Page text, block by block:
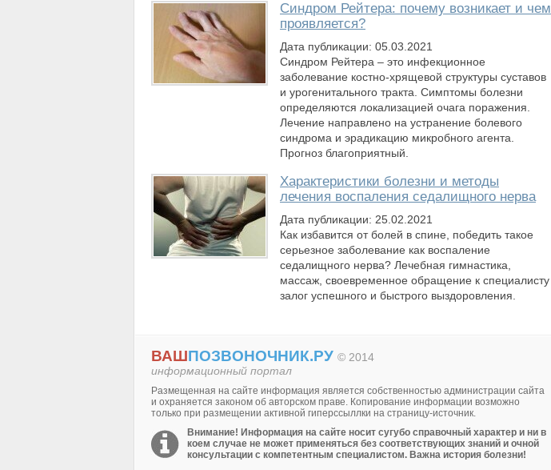
Синдром Рейтера: почему возникает и чем
проявляется?
Дата публикации: 05.03.2021
Синдром Рейтера – это инфекционное
заболевание костно-хрящевой структуры суставов
и урогенитального тракта. Симптомы болезни
определяются локализацией очага поражения.
Лечение направлено на устранение болевого
синдрома и эрадикацию микробного агента.
Прогноз благоприятный.
Характеристики болезни и методы
лечения воспаления седалищного нерва
Дата публикации: 25.02.2021
Как избавится от болей в спине, победить такое
серьезное заболевание как воспаление
седалищного нерва? Лечебная гимнастика,
массаж, своевременное обращение к специалисту
залог успешного и быстрого выздоровления.
ВАШПОЗВОНОЧНИК.РУ © 2014
информационный портал
Размещенная на сайте информация является собственностью администрации сайта
и охраняется законом об авторском праве. Копирование информации возможно
только при размещении активной гиперссыллки на страницу-источник.
Внимание! Информация на сайте носит сугубо справочный характер и ни в
коем случае не может применяться без соответствующих знаний и очной
консультации с компетентным специалистом. Важна история болезни!